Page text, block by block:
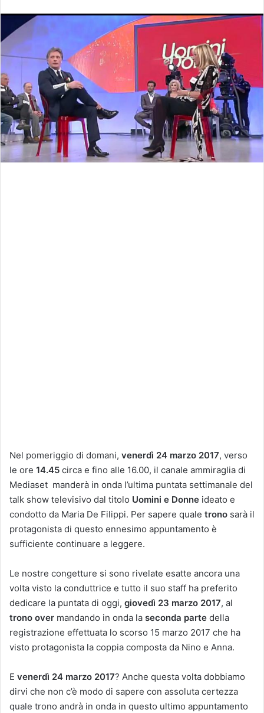
Nel pomeriggio di domani, venerdì 24 marzo 2017, verso
le ore 14.45 circa e fino alle 16.00, il canale ammiraglia di
Mediaset manderà in onda l’ultima puntata settimanale del
talk show televisivo dal titolo Uomini e Donne ideato e
condotto da Maria De Filippi. Per sapere quale trono sarà il
protagonista di questo ennesimo appuntamento è
sufficiente continuare a leggere.
Le nostre congetture si sono rivelate esatte ancora una
volta visto la conduttrice e tutto il suo staff ha preferito
dedicare la puntata di oggi, giovedì 23 marzo 2017, al
trono over mandando in onda la seconda parte della
registrazione effettuata lo scorso 15 marzo 2017 che ha
visto protagonista la coppia composta da Nino e Anna.
E venerdì 24 marzo 2017? Anche questa volta dobbiamo
dirvi che non c’è modo di sapere con assoluta certezza
quale trono andrà in onda in questo ultimo appuntamento